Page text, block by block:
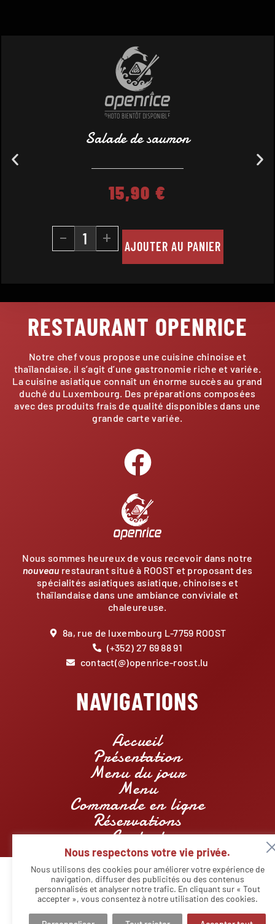
Nous respectons votre vie privée.
Nous utilisons des cookies pour améliorer votre expérience de
navigation, diffuser des publicités ou des contenus
personnalisés et analyser notre trafic. En cliquant sur « Tout
accepter », vous consentez à notre utilisation des cookies.
Salade de saumon
15,90 €
- + AJOUTER AU PANIER
RESTAURANT OPENRICE
Notre chef vous propose une cuisine chinoise et
thaïlandaise, il s’agit d’une gastronomie riche et variée.
La cuisine asiatique connaît un énorme succès au grand
duché du Luxembourg. Des préparations composées
avec des produits frais de qualité disponibles dans une
grande carte variée.
Nous sommes heureux de vous recevoir dans notre
nouveau restaurant situé à ROOST et proposant des
spécialités asiatiques asiatique, chinoises et
thaïlandaise dans une ambiance conviviale et
chaleureuse.
8a, rue de luxembourg L-7759 ROOST
(+352) 27 69 88 91
contact(@)openrice-roost.lu
NAVIGATIONS
Accueil
Présentation
Menu du jour
Menu
Commande en ligne
Réservations
Contact
© Copyright - Restaurant Openrice Roost | Designed by
AgencyMarkeasy Communication -Mentions légales